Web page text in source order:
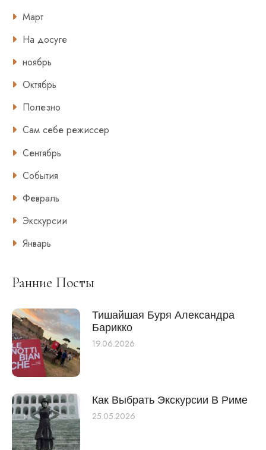
Март
На досуге
ноябрь
Октябрь
Полезно
Сам себе режиссер
Сентябрь
События
Февраль
Экскурсии
Январь
Ранние Посты
Тишайшая Буря Александра
Барикко
19.06.2026
Как Выбрать Экскурсии В Риме
25.05.2026